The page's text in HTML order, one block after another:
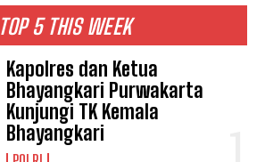
TOP 5 THIS WEEK
Kapolres dan Ketua
Bhayangkari Purwakarta
Kunjungi TK Kemala
Bhayangkari